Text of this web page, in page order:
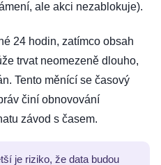
ale akci nezablokuje).
24 hodin, zatímco obsah
trvat neomezeně dlouho,
Tento měnící se časový
činí obnovování
závod s časem.
je riziko, že data budou